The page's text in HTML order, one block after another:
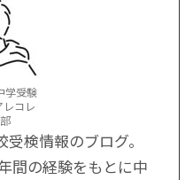
学受験
レコレ
検情報のブログ。
間の経験をもとに中